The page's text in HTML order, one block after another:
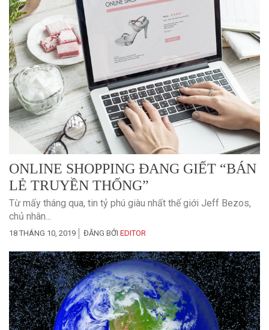
ONLINE SHOPPING ĐANG GIẾT “BÁN
LẺ TRUYỀN THỐNG”
Từ mấy tháng qua, tin tỷ phú giàu nhất thế giới Jeff Bezos,
chủ nhân...
18 THÁNG 10, 2019 ĐĂNG BỞI EDITOR